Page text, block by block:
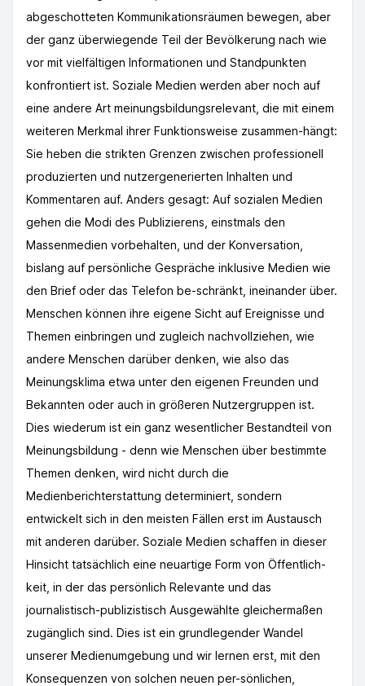
abgeschotteten Kommunikationsräumen bewegen, aber
der ganz überwiegende Teil der Bevölkerung nach wie
vor mit vielfältigen Informationen und Standpunkten
konfrontiert ist. Soziale Medien werden aber noch auf
eine andere Art meinungsbildungsrelevant, die mit einem
weiteren Merkmal ihrer Funktionsweise zusammen-hängt:
Sie heben die strikten Grenzen zwischen professionell
produzierten und nutzergenerierten Inhalten und
Kommentaren auf. Anders gesagt: Auf sozialen Medien
gehen die Modi des Publizierens, einstmals den
Massenmedien vorbehalten, und der Konversation,
bislang auf persönliche Gespräche inklusive Medien wie
den Brief oder das Telefon be-schränkt, ineinander über.
Menschen können ihre eigene Sicht auf Ereignisse und
Themen einbringen und zugleich nachvollziehen, wie
andere Menschen darüber denken, wie also das
Meinungsklima etwa unter den eigenen Freunden und
Bekannten oder auch in größeren Nutzergruppen ist.
Dies wiederum ist ein ganz wesentlicher Bestandteil von
Meinungsbildung - denn wie Menschen über bestimmte
Themen denken, wird nicht durch die
Medienberichterstattung determiniert, sondern
entwickelt sich in den meisten Fällen erst im Austausch
mit anderen darüber. Soziale Medien schaffen in dieser
Hinsicht tatsächlich eine neuartige Form von Öffentlich-
keit, in der das persönlich Relevante und das
journalistisch-publizistisch Ausgewählte gleichermaßen
zugänglich sind. Dies ist ein grundlegender Wandel
unserer Medienumgebung und wir lernen erst, mit den
Konsequenzen von solchen neuen per-sönlichen,